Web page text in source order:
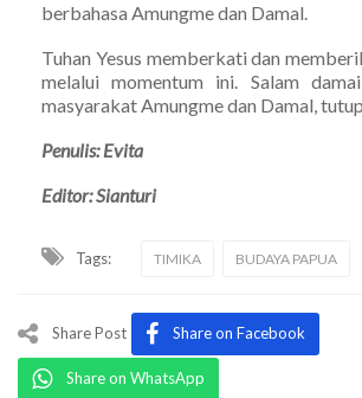
berbahasa Amungme dan Damal.
Tuhan Yesus memberkati dan
melalui momentum ini. Salam
masyarakat Amungme dan Damal,
Penulis: Evita
Editor: Sianturi
Tags: TIMIKA BUDAYA PAPUA
Share Post Share on Facebook
Share on WhatsApp